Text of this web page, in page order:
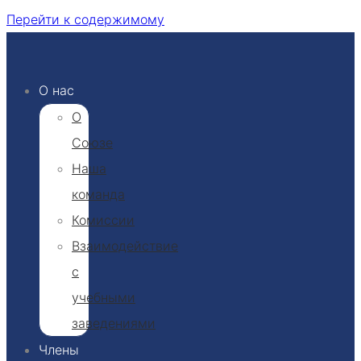
Перейти к содержимому
О нас
О
Союзе
Наша
команда
Комиссии
Взаимодействие
с
учебными
заведениями
Члены